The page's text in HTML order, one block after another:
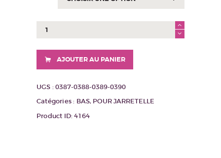
BRONZÉEAJOUTER AU PANIER
UGS :0387-0388-0389-0390
Catégories : BAS, POUR JARRETELLE
Product ID:4164